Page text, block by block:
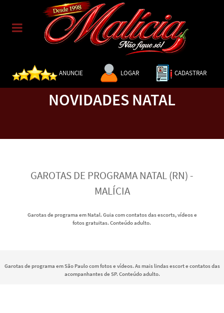
ANUNCIE LOGAR CADASTRAR
NOVIDADES NATAL
GAROTAS DE PROGRAMA NATAL (RN) -
MALÍCIA
Garotas de programa em Natal. Guia com contatos das escorts, vídeos e
fotos gratuitas. Conteúdo adulto.
Garotas de programa em São Paulo com fotos e vídeos. As mais lindas escort e contatos das
acompanhantes de SP. Conteúdo adulto.